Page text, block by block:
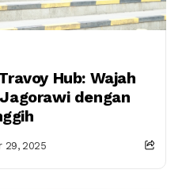
Hub: Wajah
dengan
29, 2025